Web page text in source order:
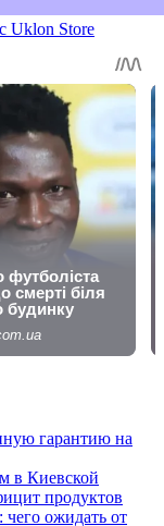
Uklon Store
гарантию на
в Киевской
продуктов
ожидать от